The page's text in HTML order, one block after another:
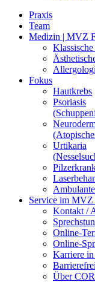
Praxis
Team
Medizin | MVZ
Fokus
Hautkrebs
Psoriasis
Urtikaria
Service im
Kontakt /
Online-
Online-
Karriere
Über